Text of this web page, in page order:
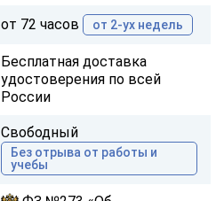
от 72 часов от 2-ух недель
Бесплатная доставка
удостоверения по всей
России
Свободный
Без отрыва от работы и
учебы